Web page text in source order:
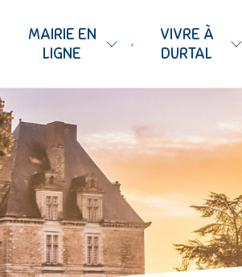
MAIRIE EN
LIGNE
•
VIVRE À
DURTAL